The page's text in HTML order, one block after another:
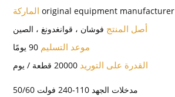
الماركةoriginal equipment manufacturer
أصل المنتج فوشان ، قوانغدونغ ، الصين
موعد التسليم 90 يومًا
القدرة على التوريد 20000 قطعة / يوم
مدخلات الجهد 110-240 فولت 50/60